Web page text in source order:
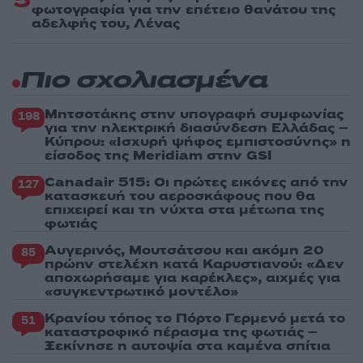
φωτογραφία για την επέτειο θανάτου της
αδελφής του, Λένας
Πιο σχολιασμένα
198 Μητσοτάκης στην υπογραφή συμφωνίας
για την ηλεκτρική διασύνδεση Ελλάδας –
Κύπρου: «Ισχυρή ψήφος εμπιστοσύνης» η
είσοδος της Meridiam στην GSI
127 Canadair 515: Οι πρώτες εικόνες από την
κατασκευή του αεροσκάφους που θα
επιχειρεί και τη νύχτα στα μέτωπα της
φωτιάς
85 Αυγερινός, Μουτσάτσου και ακόμη 20
πρώην στελέχη κατά Καρυστιανού: «Δεν
αποχωρήσαμε για καρέκλες», αιχμές για
«συγκεντρωτικό μοντέλο»
51 Κρανίου τόπος το Πόρτο Γερμενό μετά το
καταστροφικό πέρασμα της φωτιάς –
Ξεκίνησε η αυτοψία στα καμένα σπίτια